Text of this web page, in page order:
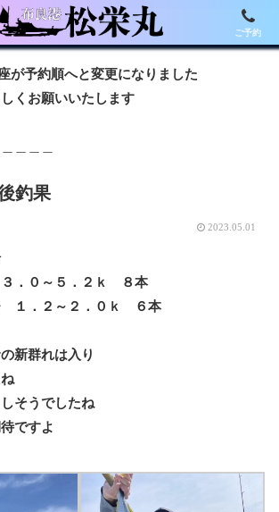
が予約順へと変更になりました
くお願いいたします
釣果
2023.05.01
．０～５．２ｋ ８本
２～２．０ｋ ６本
新群れは入り
そうでしたね
ですよ
ご予約